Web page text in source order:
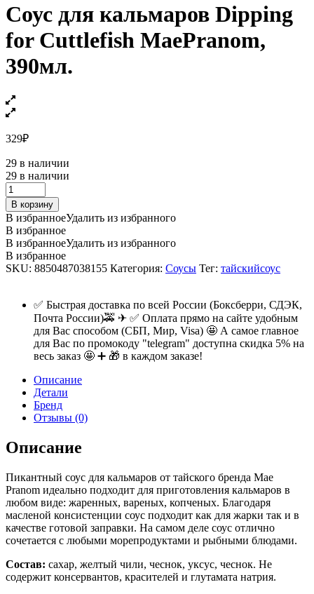
Соус для кальмаров Dipping
for Cuttlefish MaePranom,
390мл.
329₽
29 в наличии
29 в наличии
Соус
для
кальмаров
Dipping
for
Cuttlefish
MaePranom,
390мл.
В корзину
В избранноеУдалить из избранного
В избранное
В избранноеУдалить из избранного
В избранное
SKU: 8850487038155 Категория: Соусы Тег: тайскийсоус
✅ Быстрая доставка по всей России (Боксберри, СДЭК,
Почта России)🚕 ✈ ✅ Оплата прямо на сайте удобным
для Вас способом (СБП, Мир, Visa) 🤩 А самое главное
для Вас по промокоду "telegram" доступна скидка 5% на
весь заказ 🤩 ➕ 🎁 в каждом заказе!
Описание
Детали
Бренд
Отзывы (0)
Описание
Пикантный соус для кальмаров от тайского бренда Mae
Pranom идеально подходит для приготовления кальмаров в
любом виде: жаренных, вареных, копченых. Благодаря
масленой консистенции соус подходит как для жарки так и в
качестве готовой заправки. На самом деле соус отлично
сочетается с любыми морепродуктами и рыбными блюдами.
Состав: сахар, желтый чили, чеснок, уксус, чеснок. Не
содержит консервантов, красителей и глутамата натрия.